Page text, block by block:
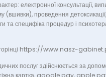
електронної консультації,
(вшивки), проведення
та специфіка процедур і
https://www.nasz-
послуг здійснюється за
картка, google pay, apple